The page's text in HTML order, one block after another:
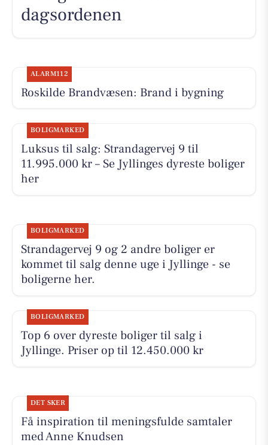
dagsordenen
ALARM112
Roskilde Brandvæsen: Brand i bygning
BOLIGMARKED
Luksus til salg: Strandagervej 9 til
11.995.000 kr – Se Jyllinges dyreste boliger
her
BOLIGMARKED
Strandagervej 9 og 2 andre boliger er
kommet til salg denne uge i Jyllinge - se
boligerne her.
BOLIGMARKED
Top 6 over dyreste boliger til salg i
Jyllinge. Priser op til 12.450.000 kr
DET SKER
Få inspiration til meningsfulde samtaler
med Anne Knudsen